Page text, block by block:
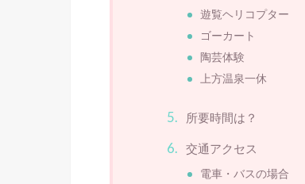
遊覧ヘリコプター
ゴーカート
陶芸体験
上方温泉一休
所要時間は？
交通アクセス
電車・バスの場合